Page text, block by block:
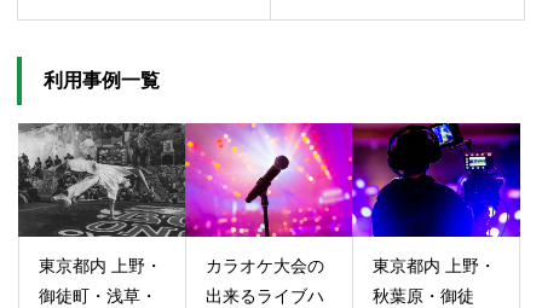
利用事例一覧
東京都内 上野・
御徒町・浅草・
カラオケ大会の
出来るライブハ
東京都内 上野・
秋葉原・御徒